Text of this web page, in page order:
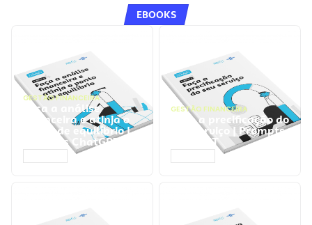
EBOOKS
GESTÃO FINANCEIRA
Faça a análise
financeira e atinja o
ponto de equilíbrio |
Prompts ChatGPT
GESTÃO FINANCEIRA
Faça a precificação do
seu serviço | Prompts
ChatGPT